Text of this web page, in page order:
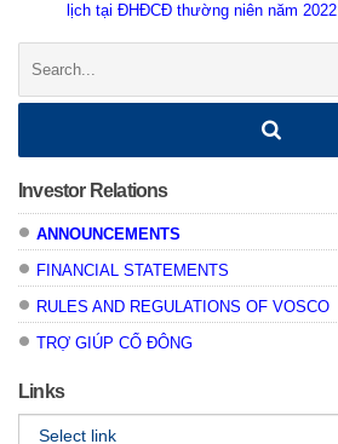
lịch tại ĐHĐCĐ thường niên năm 2022
Investor Relations
ANNOUNCEMENTS
FINANCIAL STATEMENTS
RULES AND REGULATIONS OF VOSCO
TRỢ GIÚP CỔ ĐÔNG
Links